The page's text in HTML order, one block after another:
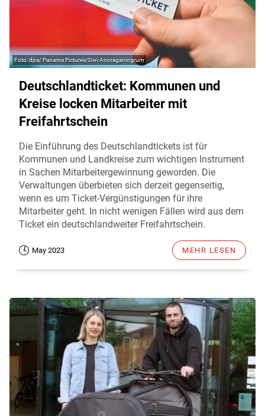
dpa/ Panama Pictures/Dwi Anoraganingrum
Deutschlandticket: Kommunen und
Kreise locken Mitarbeiter mit
Freifahrtschein
Die Einführung des Deutschlandtickets ist für
Kommunen und Landkreise zum wichtigen Instrument
in Sachen Mitarbeitergewinnung geworden. Die
Verwaltungen überbieten sich derzeit gegenseitig,
wenn es um Ticket-Vergünstigungen für ihre
Mitarbeiter geht. In nicht wenigen Fällen wird aus dem
Ticket ein deutschlandweiter Freifahrtschein.
May 2023 MEHR LESEN